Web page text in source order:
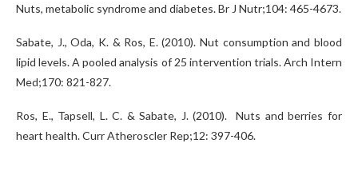
Nuts, metabolic syndrome and diabetes. Br J Nutr;104: 465-4673.
Sabate, J., Oda, K. & Ros, E. (2010). Nut consumption and blood
lipid levels. A pooled analysis of 25 intervention trials. Arch Intern
Med;170: 821-827.
Ros, E., Tapsell, L. C. & Sabate, J. (2010). Nuts and berries for
heart health. Curr Atheroscler Rep;12: 397-406.